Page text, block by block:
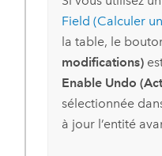
Field (Calculer
la table, le
modifications)
Enable Undo
sélectionnée
à jour l’entité